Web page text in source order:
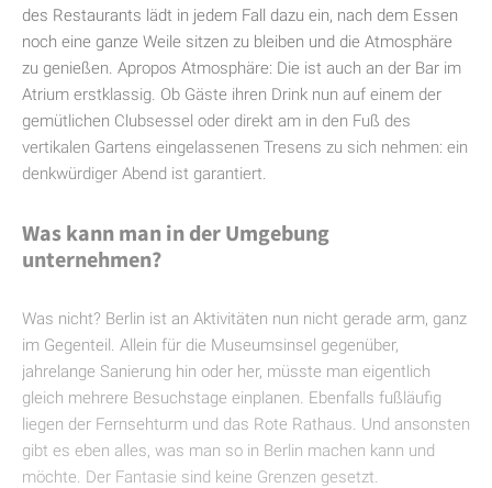
des Restaurants lädt in jedem Fall dazu ein, nach dem Essen
noch eine ganze Weile sitzen zu bleiben und die Atmosphäre
zu genießen. Apropos Atmosphäre: Die ist auch an der Bar im
Atrium erstklassig. Ob Gäste ihren Drink nun auf einem der
gemütlichen Clubsessel oder direkt am in den Fuß des
vertikalen Gartens eingelassenen Tresens zu sich nehmen: ein
denkwürdiger Abend ist garantiert.
Was kann man in der Umgebung
unternehmen?
Was nicht? Berlin ist an Aktivitäten nun nicht gerade arm, ganz
im Gegenteil. Allein für die Museumsinsel gegenüber,
jahrelange Sanierung hin oder her, müsste man eigentlich
gleich mehrere Besuchstage einplanen. Ebenfalls fußläufig
liegen der Fernsehturm und das Rote Rathaus. Und ansonsten
gibt es eben alles, was man so in Berlin machen kann und
möchte. Der Fantasie sind keine Grenzen gesetzt.